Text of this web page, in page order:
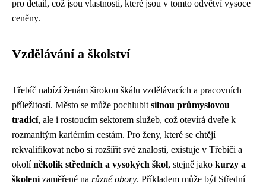
pro detail, což jsou vlastnosti, které jsou v tomto odvětví vysoce
ceněny.
Vzdělávání a školství
Třebíč nabízí ženám širokou škálu vzdělávacích a pracovních
příležitostí. Město se může pochlubit silnou průmyslovou
tradicí, ale i rostoucím sektorem služeb, což otevírá dveře k
rozmanitým kariérním cestám. Pro ženy, které se chtějí
rekvalifikovat nebo si rozšířit své znalosti, existuje v Třebíči a
okolíněkolik středních a vysokých škol, stejně jako kurzy a
školenízaměřené na různé obory. Příkladem může být Střední